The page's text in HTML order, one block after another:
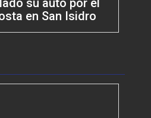
su auto por el
en San Isidro